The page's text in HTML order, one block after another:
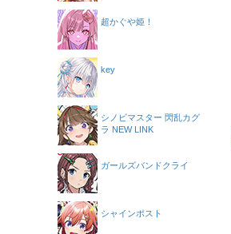
超かぐや姫！
key
シノビマスター 閃乱カグ
ラ NEW LINK
ガールズバンドクライ
シャインポスト